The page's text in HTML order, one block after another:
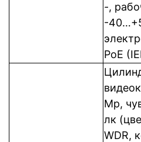
-,
-
PoE
Mp,
лк
WDR,